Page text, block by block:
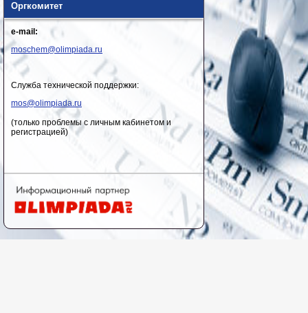
Оргкомитет
e-mail:
moschem@olimpiada.ru
Служба технической поддержки:
mos@olimpiada.ru
(только проблемы с личным кабинетом и
регистрацией)